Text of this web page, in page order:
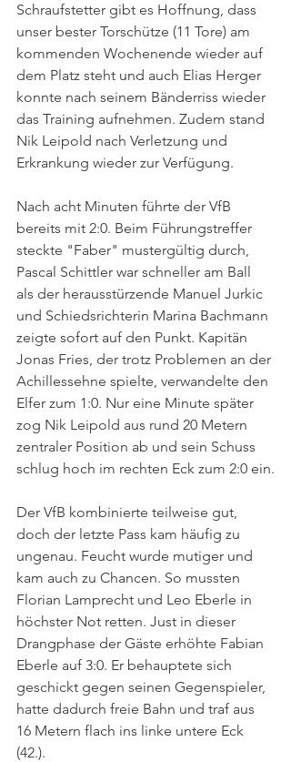
Schraufstetter gibt es Hoffnung, dass
unser bester Torschütze (11 Tore) am
kommenden Wochenende wieder auf
dem Platz steht und auch Elias Herger
konnte nach seinem Bänderriss wieder
das Training aufnehmen. Zudem stand
Nik Leipold nach Verletzung und
Erkrankung wieder zur Verfügung.
Nach acht Minuten führte der VfB
bereits mit 2:0. Beim Führungstreffer
steckte "Faber" mustergültig durch,
Pascal Schittler war schneller am Ball
als der herausstürzende Manuel Jurkic
und Schiedsrichterin Marina Bachmann
zeigte sofort auf den Punkt. Kapitän
Jonas Fries, der trotz Problemen an der
Achillessehne spielte, verwandelte den
Elfer zum 1:0. Nur eine Minute später
zog Nik Leipold aus rund 20 Metern
zentraler Position ab und sein Schuss
schlug hoch im rechten Eck zum 2:0 ein.
Der VfB kombinierte teilweise gut,
doch der letzte Pass kam häufig zu
ungenau. Feucht wurde mutiger und
kam auch zu Chancen. So mussten
Florian Lamprecht und Leo Eberle in
höchster Not retten. Just in dieser
Drangphase der Gäste erhöhte Fabian
Eberle auf 3:0. Er behauptete sich
geschickt gegen seinen Gegenspieler,
hatte dadurch freie Bahn und traf aus
16 Metern flach ins linke untere Eck
(42.).